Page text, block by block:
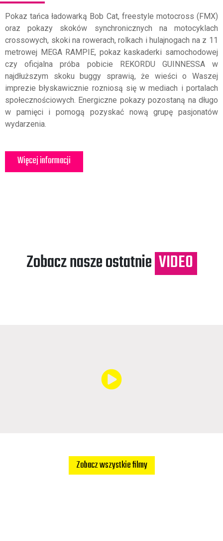
Pokaz tańca ładowarką Bob Cat, freestyle motocross (FMX)
oraz pokazy skoków synchronicznych na motocyklach
crossowych, skoki na rowerach, rolkach i hulajnogach na z 11
metrowej MEGA RAMPIE, pokaz kaskaderki samochodowej
czy oficjalna próba pobicie REKORDU GUINNESSA w
najdłuższym skoku buggy sprawią, że wieści o Waszej
imprezie błyskawicznie rozniosą się w mediach i portalach
społecznościowych. Energiczne pokazy pozostaną na długo
w pamięci i pomogą pozyskać nową grupę pasjonatów
wydarzenia.
Więcej informacji
Zobacz nasze ostatnie VIDEO
Zobacz wszystkie filmy